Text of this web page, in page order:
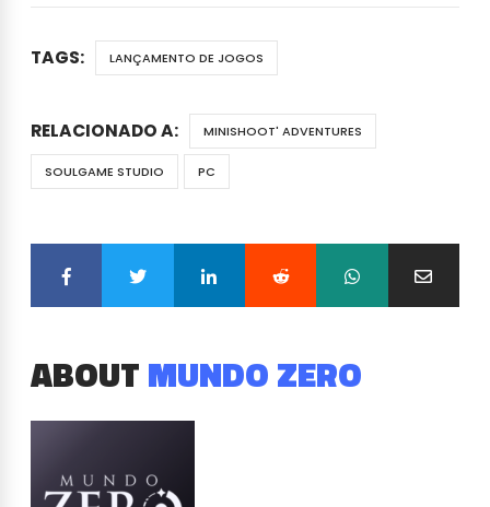
TAGS: LANÇAMENTO DE JOGOS
RELACIONADO A: MINISHOOT' ADVENTURES
SOULGAME STUDIO PC
ABOUTMUNDO ZERO